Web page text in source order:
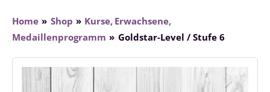
Home Shop Kurse Erwachsene
Medaillenprogramm
Goldstar-Level / Stufe 6